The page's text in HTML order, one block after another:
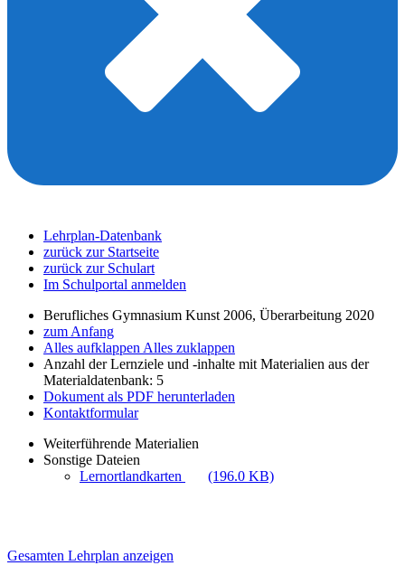
Lehrplan-Datenbank
zurück zur Startseite
zurück zur Schulart
Im Schulportal anmelden
Berufliches Gymnasium Kunst 2006, Überarbeitung 2020
zum Anfang
Alles aufklappen Alles zuklappen
Anzahl der Lernziele und -inhalte mit Materialien aus der
Materialdatenbank: 5
Dokument als PDF herunterladen
Kontaktformular
Weiterführende Materialien
Sonstige Dateien
Lernortlandkarten
(196.0 KB)
Gesamten Lehrplan anzeigen